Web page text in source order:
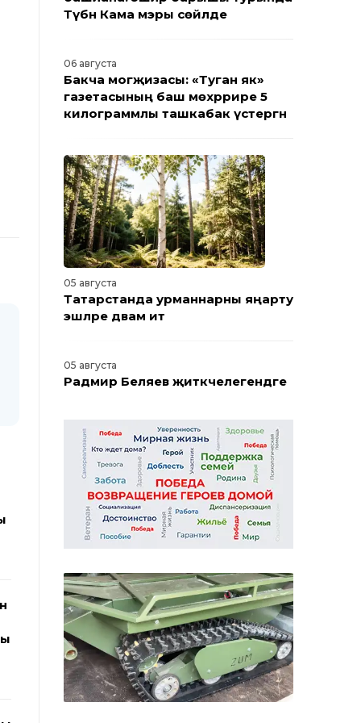
Түбән Кама мэры сөйләде
06 августа
Бакча могҗизасы: «Туган як»
газетасының баш мөхәррире 5
килограммлы ташкабак үстергән
05 августа
Татарстанда урманнарны яңарту
эшләре дәвам итә
05 августа
Радмир Беляев җитәкчелегендәге
объектларны карады
05 августа
Татарстанга гриппка каршы
вакцинаның беренче партиясе
җәй ахырында кайтачак
05 августа
Түбән Кама районында яшүсмер
мошенникларга 2 миллион
сумнан артык акча күчергән